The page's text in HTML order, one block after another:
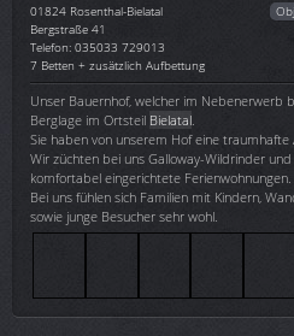
01824 Rosenthal-Bielatal
Bergstraße 41
Telefon: 035033 729013
7 Betten + zusätzlich Aufbettung
Unser Bauernhof, welcher im Nebenerwerb
Berglage im Ortsteil Bielatal
Sie haben von unserem Hof eine traumhafte
Wir züchten bei uns Galloway-Wildrinder
komfortabel eingerichtete Ferienwohnungen.
Bei uns fühlen sich Familien mit Kindern,
sowie junge Besucher sehr wohl.